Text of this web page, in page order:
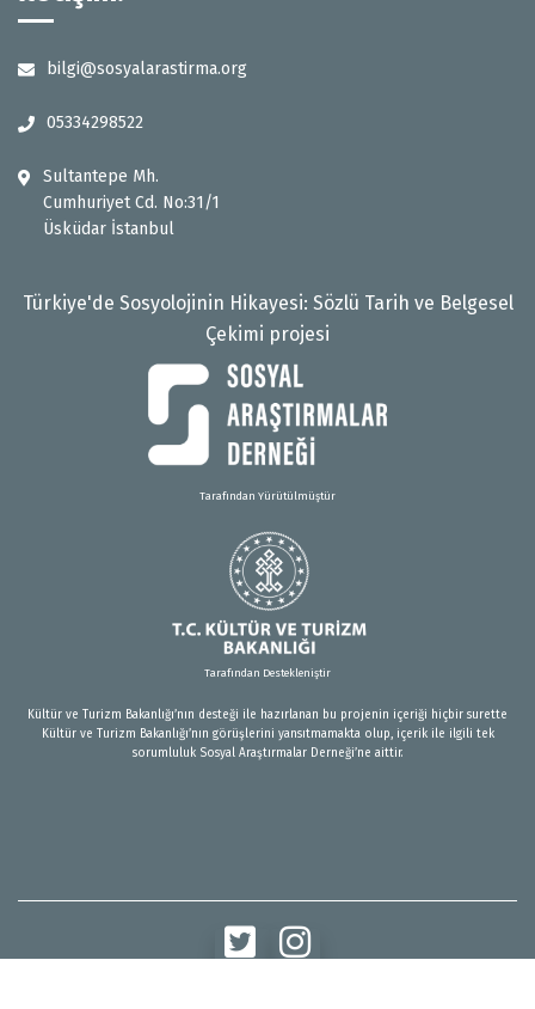
bilgi@sosyalarastirma.org
05334298522
Sultantepe Mh.
Cumhuriyet Cd. No:31/1
Üsküdar İstanbul
Türkiye'de Sosyolojinin Hikayesi: Sözlü Tarih ve Belgesel
Çekimi projesi
Tarafından Yürütülmüştür
Tarafından Destekleniştir
Kültür ve Turizm Bakanlığı’nın desteği ile hazırlanan bu projenin içeriği hiçbir surette
Kültür ve Turizm Bakanlığı’nın görüşlerini yansıtmamakta olup, içerik ile ilgili tek
sorumluluk Sosyal Araştırmalar Derneği’ne aittir.